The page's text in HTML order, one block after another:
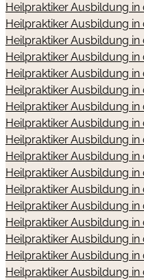
Heilpraktiker Ausbildung
Heilpraktiker Ausbildung
Heilpraktiker Ausbildung
Heilpraktiker Ausbildung
Heilpraktiker Ausbildung
Heilpraktiker Ausbildung
Heilpraktiker Ausbildung
Heilpraktiker Ausbildung
Heilpraktiker Ausbildung
Heilpraktiker Ausbildung
Heilpraktiker Ausbildung in
Heilpraktiker Ausbildung
Heilpraktiker Ausbildung
Heilpraktiker Ausbildung
Heilpraktiker Ausbildung
Heilpraktiker Ausbildung
Heilpraktiker Ausbildung